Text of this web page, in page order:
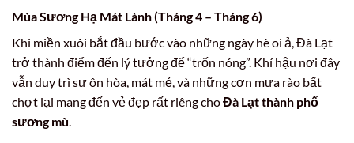
Mùa Sương Hạ Mát Lành (Tháng 4 – Tháng 6)
Khi miền xuôi bắt đầu bước vào những ngày hè oi ả, Đà Lạt
trở thành điểm đến lý tưởng để “trốn nóng”. Khí hậu nơi đây
vẫn duy trì sự ôn hòa, mát mẻ, và những cơn mưa rào bất
chợt lại mang đến vẻ đẹp rất riêng choĐà Lạt thành phố
sương mù.